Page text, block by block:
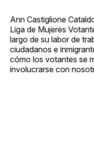
Ann Castiglione
Liga de Mujeres
largo de su labor de
ciudadanos e
cómo los votantes se
involucrarse con